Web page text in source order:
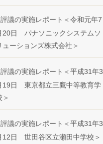
議の実施レポート＜令和元年7
20日 パナソニックシステムソ
ューションズ株式会社＞
議の実施レポート＜平成31年3
19日 東京都立三鷹中等教育学
＞
議の実施レポート＜平成31年3
12日 世田谷区立瀬田中学校＞